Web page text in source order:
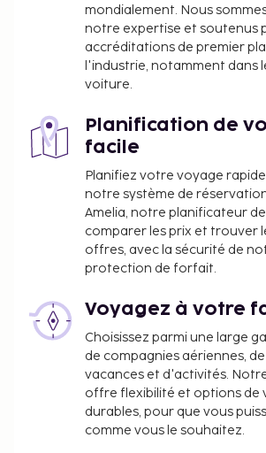
mondialement. Nous
notre expertise et soutenus
accréditations de premier
l'industrie, notamment dans
voiture.
Planification de
facile
Planifiez votre voyage
notre système de
Amelia, notre planificateur
comparer les prix et trouver
offres, avec la sécurité de
protection de forfait.
Voyagez à votre
Choisissez parmi une large
de compagnies aériennes,
vacances et d'activités.
offre flexibilité et options de
durables, pour que vous
comme vous le souhaitez.